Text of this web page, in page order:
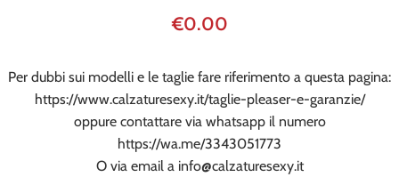
€0.00
Per dubbi sui modelli e le taglie fare riferimento a questa pagina:
https://www.calzaturesexy.it/taglie-pleaser-e-garanzie/
oppure contattare via whatsapp il numero
https://wa.me/3343051773
O via email a info@calzaturesexy.it